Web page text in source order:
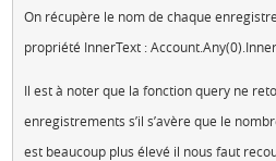
On récupère le nom de chaque
propriété InnerText :
Il est à noter que la fonction query ne
enregistrements s’il s’avère que le
est beaucoup plus élevé il nous faut